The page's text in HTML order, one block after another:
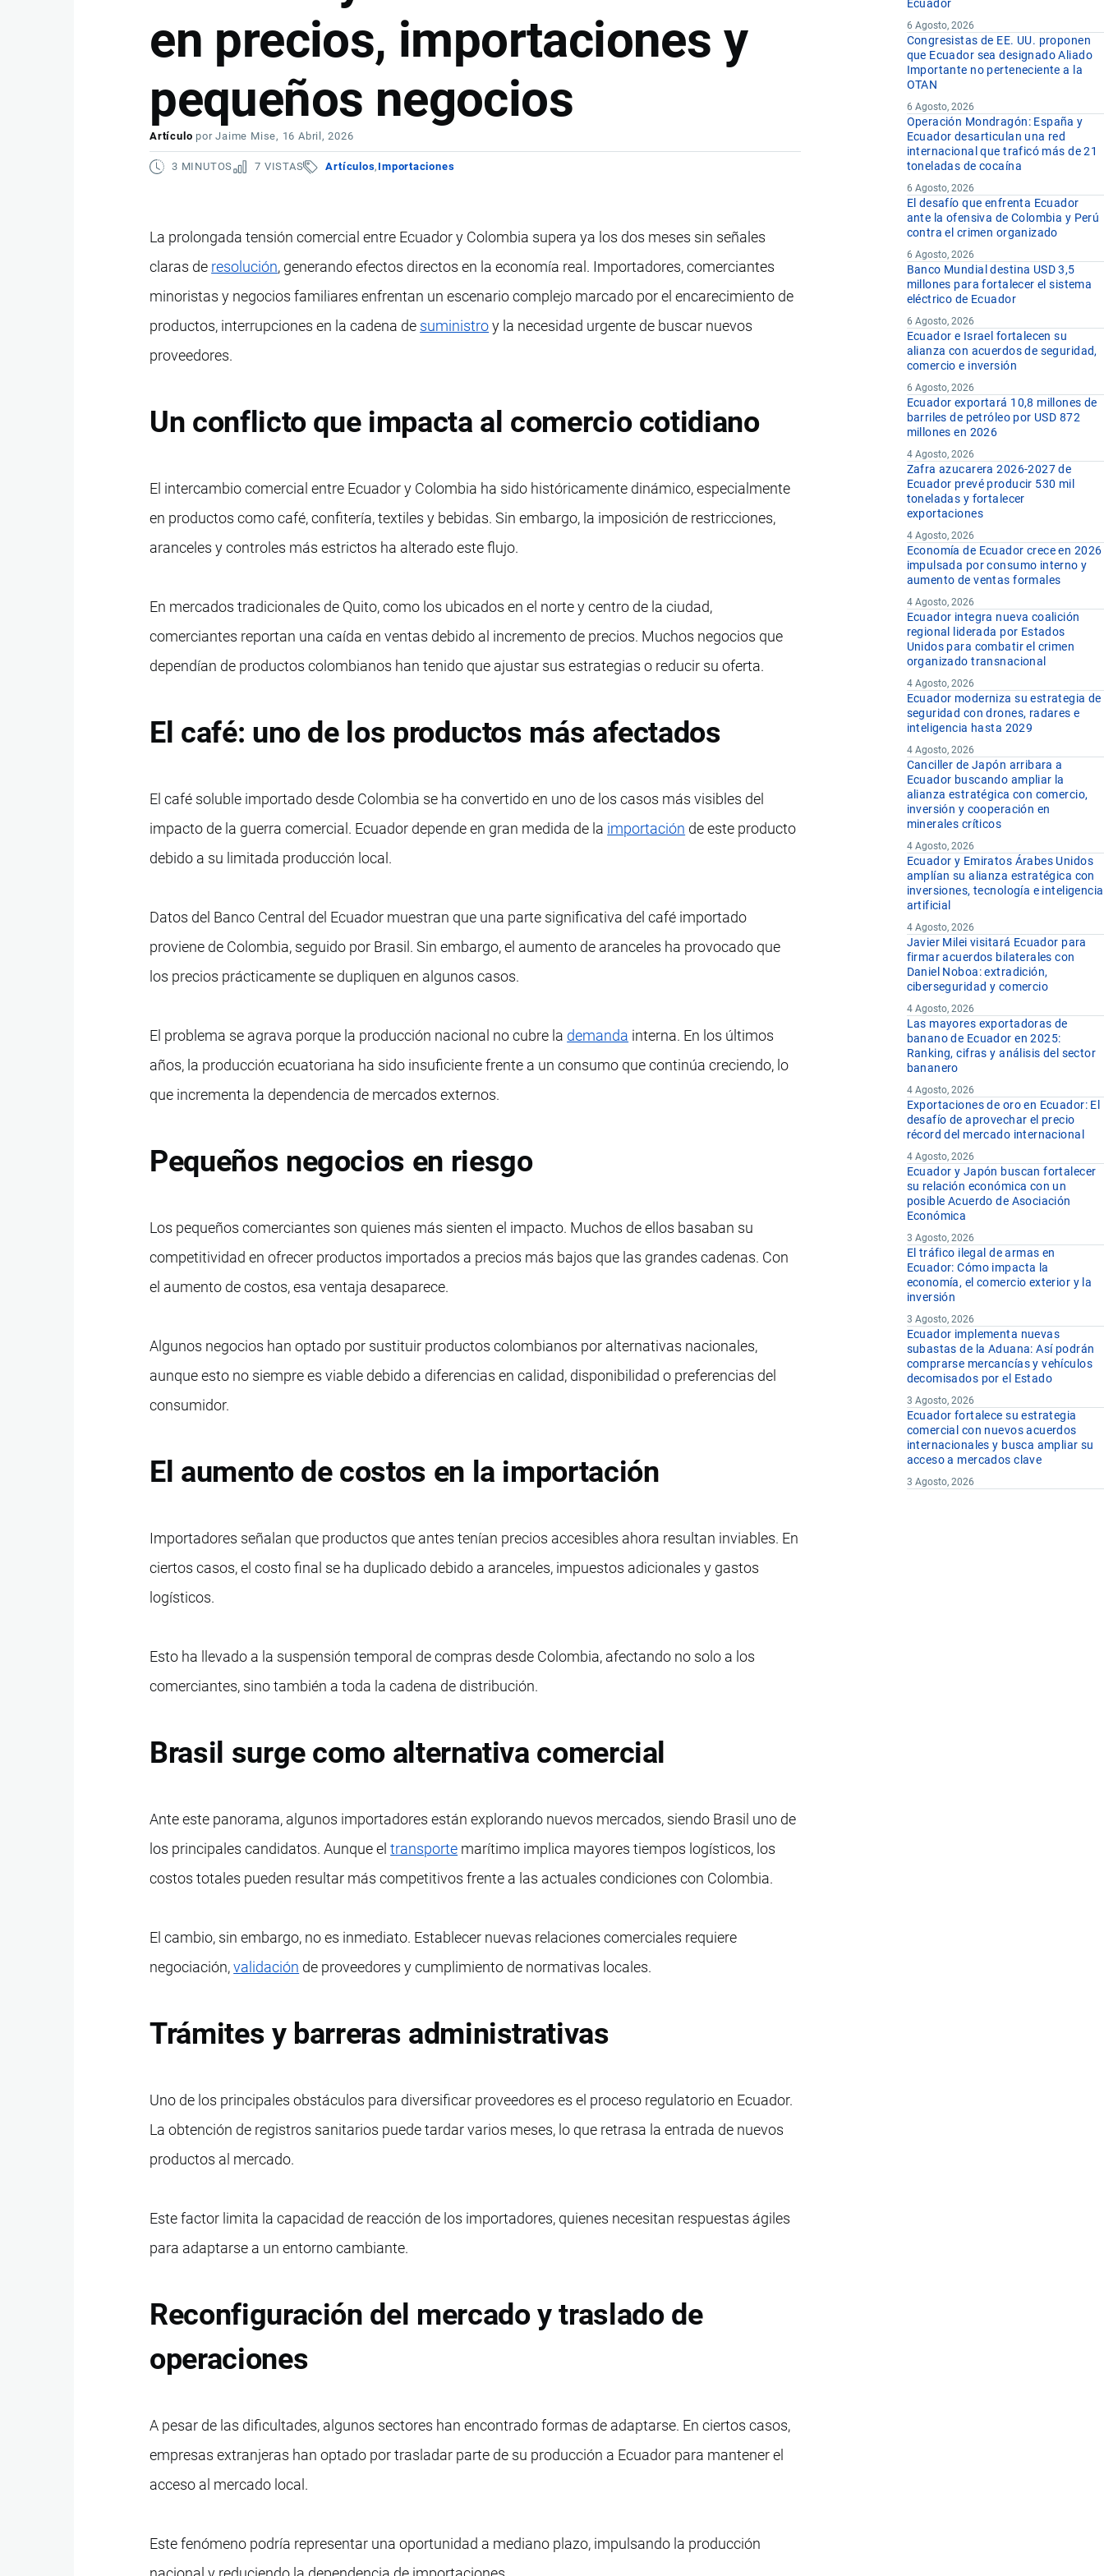
en precios, importaciones y
pequeños negocios
Artículo porJaime Mise, 16 Abril, 2026
3 MINUTOS 7 VISTAS Artículos Importaciones
La prolongada tensión comercial entre Ecuador y Colombia supera ya los dos meses sin señales
claras de resolución, generando efectos directos en la economía real. Importadores, comerciantes
minoristas y negocios familiares enfrentan un escenario complejo marcado por el encarecimiento de
productos, interrupciones en la cadena de suministroy la necesidad urgente de buscar nuevos
proveedores.
Un conflicto que impacta al comercio cotidiano
El intercambio comercial entre Ecuador y Colombia ha sido históricamente dinámico, especialmente
en productos como café, confitería, textiles y bebidas. Sin embargo, la imposición de restricciones,
aranceles y controles más estrictos ha alterado este flujo.
En mercados tradicionales de Quito, como los ubicados en el norte y centro de la ciudad,
comerciantes reportan una caída en ventas debido al incremento de precios. Muchos negocios que
dependían de productos colombianos han tenido que ajustar sus estrategias o reducir su oferta.
El café: uno de los productos más afectados
El café soluble importado desde Colombia se ha convertido en uno de los casos más visibles del
impacto de la guerra comercial. Ecuador depende en gran medida de la importación de este producto
debido a su limitada producción local.
Datos del Banco Central del Ecuador muestran que una parte significativa del café importado
proviene de Colombia, seguido por Brasil. Sin embargo, el aumento de aranceles ha provocado que
los precios prácticamente se dupliquen en algunos casos.
El problema se agrava porque la producción nacional no cubre la demanda interna. En los últimos
años, la producción ecuatoriana ha sido insuficiente frente a un consumo que continúa creciendo, lo
que incrementa la dependencia de mercados externos.
Pequeños negocios en riesgo
Los pequeños comerciantes son quienes más sienten el impacto. Muchos de ellos basaban su
competitividad en ofrecer productos importados a precios más bajos que las grandes cadenas. Con
el aumento de costos, esa ventaja desaparece.
Algunos negocios han optado por sustituir productos colombianos por alternativas nacionales,
aunque esto no siempre es viable debido a diferencias en calidad, disponibilidad o preferencias del
consumidor.
El aumento de costos en la importación
Importadores señalan que productos que antes tenían precios accesibles ahora resultan inviables. En
ciertos casos, el costo final se ha duplicado debido a aranceles, impuestos adicionales y gastos
logísticos.
Esto ha llevado a la suspensión temporal de compras desde Colombia, afectando no solo a los
comerciantes, sino también a toda la cadena de distribución.
Brasil surge como alternativa comercial
Ante este panorama, algunos importadores están explorando nuevos mercados, siendo Brasil uno de
los principales candidatos. Aunque eltransporte marítimo implica mayores tiempos logísticos, los
costos totales pueden resultar más competitivos frente a las actuales condiciones con Colombia.
El cambio, sin embargo, no es inmediato. Establecer nuevas relaciones comerciales requiere
negociación,validación de proveedores y cumplimiento de normativas locales.
Trámites y barreras administrativas
Uno de los principales obstáculos para diversificar proveedores es el proceso regulatorio en Ecuador.
La obtención de registros sanitarios puede tardar varios meses, lo que retrasa la entrada de nuevos
productos al mercado.
Este factor limita la capacidad de reacción de los importadores, quienes necesitan respuestas ágiles
para adaptarse a un entorno cambiante.
Reconfiguración del mercado y traslado de
operaciones
A pesar de las dificultades, algunos sectores han encontrado formas de adaptarse. En ciertos casos,
empresas extranjeras han optado por trasladar parte de su producción a Ecuador para mantener el
acceso al mercado local.
Este fenómeno podría representar una oportunidad a mediano plazo, impulsando la producción
Ecuador
6 Agosto, 2026
Congresistas de EE. UU. proponen
que Ecuador sea designado Aliado
Importante no perteneciente a la
OTAN
6 Agosto, 2026
Operación Mondragón: España y
Ecuador desarticulan una red
internacional que traficó más de 21
toneladas de cocaína
6 Agosto, 2026
El desafío que enfrenta Ecuador
ante la ofensiva de Colombia y Perú
contra el crimen organizado
6 Agosto, 2026
Banco Mundial destina USD 3,5
millones para fortalecer el sistema
eléctrico de Ecuador
6 Agosto, 2026
Ecuador e Israel fortalecen su
alianza con acuerdos de seguridad,
comercio e inversión
6 Agosto, 2026
Ecuador exportará 10,8 millones de
barriles de petróleo por USD 872
millones en 2026
4 Agosto, 2026
Zafra azucarera 2026-2027 de
Ecuador prevé producir 530 mil
toneladas y fortalecer
exportaciones
4 Agosto, 2026
Economía de Ecuador crece en 2026
impulsada por consumo interno y
aumento de ventas formales
4 Agosto, 2026
Ecuador integra nueva coalición
regional liderada por Estados
Unidos para combatir el crimen
organizado transnacional
4 Agosto, 2026
Ecuador moderniza su estrategia de
seguridad con drones, radares e
inteligencia hasta 2029
4 Agosto, 2026
Canciller de Japón arribara a
Ecuador buscando ampliar la
alianza estratégica con comercio,
inversión y cooperación en
minerales críticos
4 Agosto, 2026
Ecuador y Emiratos Árabes Unidos
amplían su alianza estratégica con
inversiones, tecnología e inteligencia
artificial
4 Agosto, 2026
Javier Milei visitará Ecuador para
firmar acuerdos bilaterales con
Daniel Noboa: extradición,
ciberseguridad y comercio
4 Agosto, 2026
Las mayores exportadoras de
banano de Ecuador en 2025:
Ranking, cifras y análisis del sector
bananero
4 Agosto, 2026
Exportaciones de oro en Ecuador: El
desafío de aprovechar el precio
récord del mercado internacional
4 Agosto, 2026
Ecuador y Japón buscan fortalecer
su relación económica con un
posible Acuerdo de Asociación
Económica
3 Agosto, 2026
El tráfico ilegal de armas en
Ecuador: Cómo impacta la
economía, el comercio exterior y la
inversión
3 Agosto, 2026
Ecuador implementa nuevas
subastas de la Aduana: Así podrán
comprarse mercancías y vehículos
decomisados por el Estado
3 Agosto, 2026
Ecuador fortalece su estrategia
comercial con nuevos acuerdos
internacionales y busca ampliar su
acceso a mercados clave
3 Agosto, 2026